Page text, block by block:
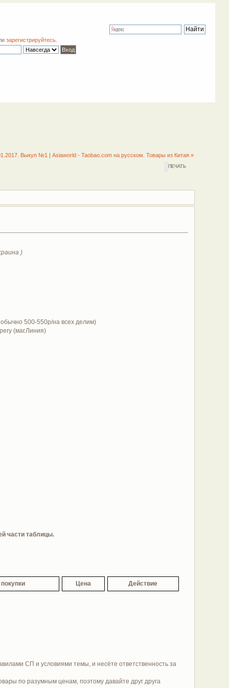
зарегистрируйтесь
Выкуп №1 | Asiaworld - Taobao.com на русском. Товары из Китая »
ПЕЧАТЬ
)
500-550р/на всех делим)
(маг.Линия)
части таблицы.
Цена Действие
СП и условиями темы, и несёте ответственность за
по разумным ценам, поэтому давайте друг друга